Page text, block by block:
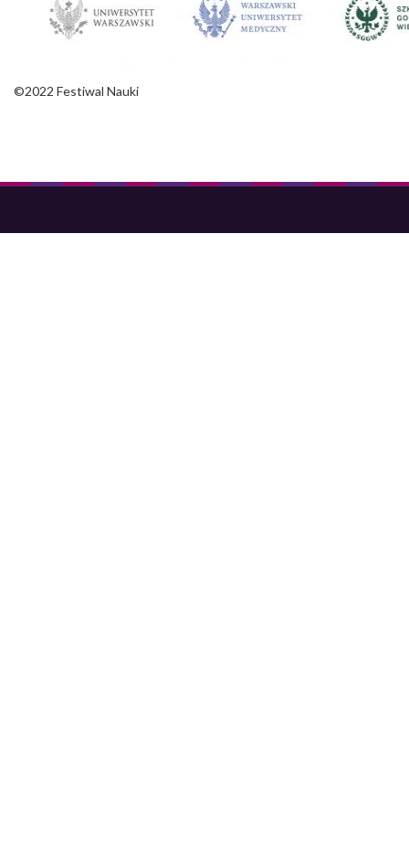
©2022 Festiwal Nauki